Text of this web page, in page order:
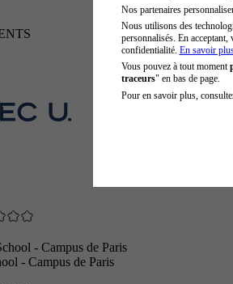
- Campus de Paris
Nos partenaires
Nous utilisons des
personnalisés. En
confidentialité. En savoir
Vous pouvez à tout moment
traceurs" en bas de page.
Pour en savoir plus,